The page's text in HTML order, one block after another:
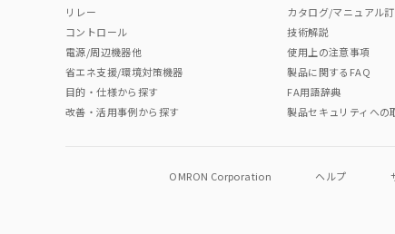
リレー
コントロール
電源/周辺機器他
省エネ支援/環境対策機器
目的・仕様から探す
改善・活用事例から探す
カタログ/マニュアル
技術解説
使用上の注意事項
製品に関するFAQ
FA用語辞典
製品セキュリティへの
OMRON Corporation ヘルプ